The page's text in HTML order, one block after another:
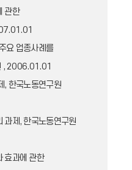
관한
요 업종사례를
, 2006.01.01
, 한국노동연구원
과제, 한국노동연구원
효과에 관한